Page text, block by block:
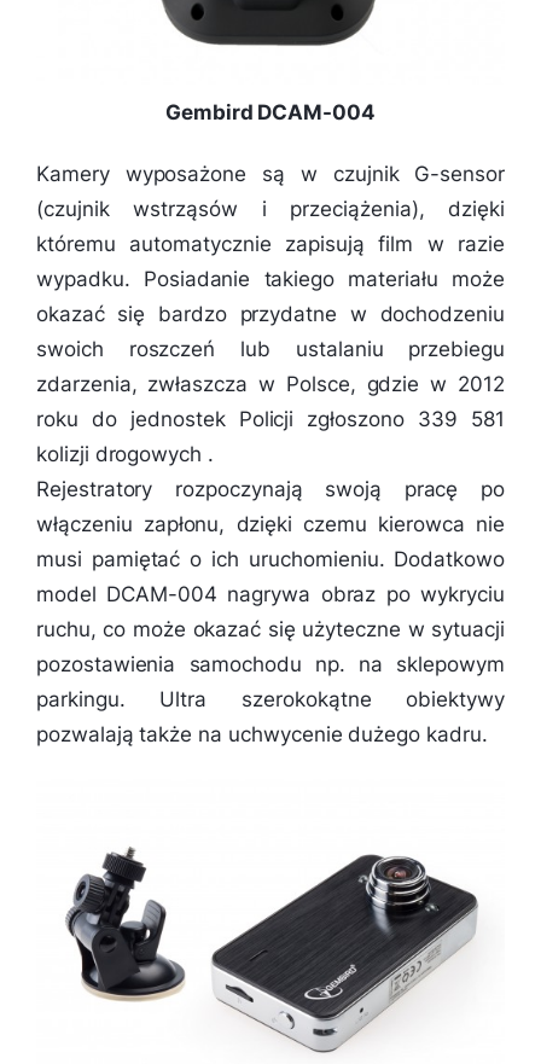
Gembird DCAM-004
Kamery wyposażone są w czujnik G-sensor
(czujnik wstrząsów i przeciążenia), dzięki
któremu automatycznie zapisują film w razie
wypadku. Posiadanie takiego materiału może
okazać się bardzo przydatne w dochodzeniu
swoich roszczeń lub ustalaniu przebiegu
zdarzenia, zwłaszcza w Polsce, gdzie w 2012
roku do jednostek Policji zgłoszono 339 581
kolizji drogowych .
Rejestratory rozpoczynają swoją pracę po
włączeniu zapłonu, dzięki czemu kierowca nie
musi pamiętać o ich uruchomieniu. Dodatkowo
model DCAM-004 nagrywa obraz po wykryciu
ruchu, co może okazać się użyteczne w sytuacji
pozostawienia samochodu np. na sklepowym
parkingu. Ultra szerokokątne obiektywy
pozwalają także na uchwycenie dużego kadru.